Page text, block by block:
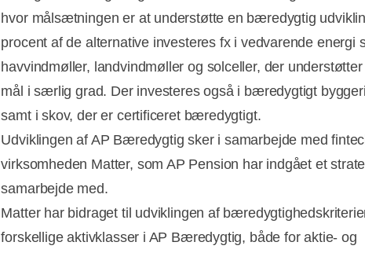
hvor målsætningen er at understøtte en bæredygtig
procent af de alternative investeres fx i vedvarende energi
havvindmøller, landvindmøller og solceller, der
mål i særlig grad. Der investeres også i bæredygtigt
samt i skov, der er certificeret bæredygtigt.
Udviklingen af AP Bæredygtig sker i samarbejde med
virksomheden Matter, som AP Pension har indgået et
samarbejde med.
Matter har bidraget til udviklingen af
forskellige aktivklasser i AP Bæredygtig, både for aktie- og